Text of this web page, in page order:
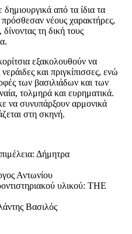
από τα ίδια τα
πρόσθεσαν νέους χαρακτήρες,
δίνοντας τη δική τους
εξακολουθούν να
και πριγκίπισσες, ενώ
των βασιλιάδων και των
τολμηρά και ευρηματικά.
να συνυπάρξουν αρμονικά
στη σκηνή.
Δήμητρα
Αντωνίου
υλικού: THE
Βασιλός